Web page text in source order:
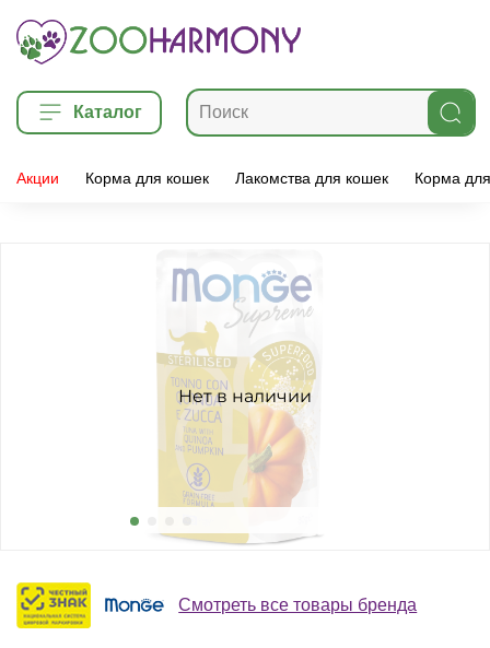
Каталог
Акции Корма для кошек Лакомства для кошек Корма
Нет в наличии
Смотреть все товары бренда